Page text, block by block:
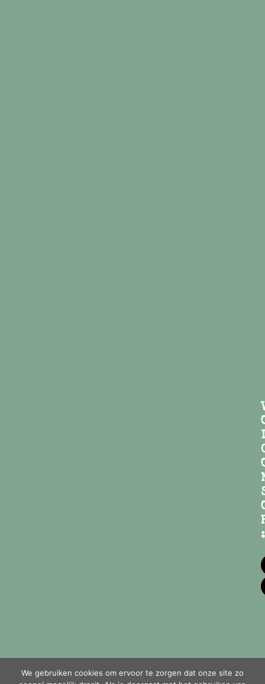
:
We gebruiken cookies om ervoor te zorgen dat onze site zo